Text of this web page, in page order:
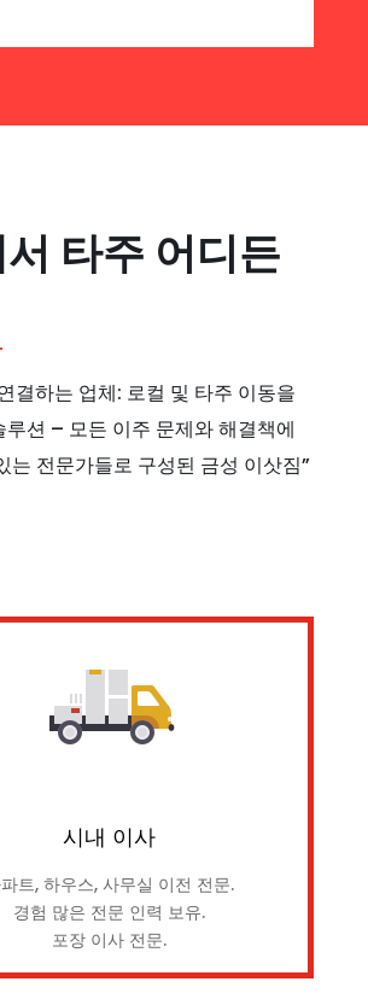
타주 어디든
결하는 업체: 로컬 및 타주 이동을
루션 – 모든 이주 문제와 해결책에
는 전문가들로 구성된 금성 이삿짐”
시내 이사
트, 하우스, 사무실 이전 전문.
경험 많은 전문 인력 보유.
포장 이사 전문.